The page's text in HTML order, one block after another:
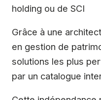
holding ou de SCI
Grâce à une
en gestion de
solutions les plus
par un catalogue